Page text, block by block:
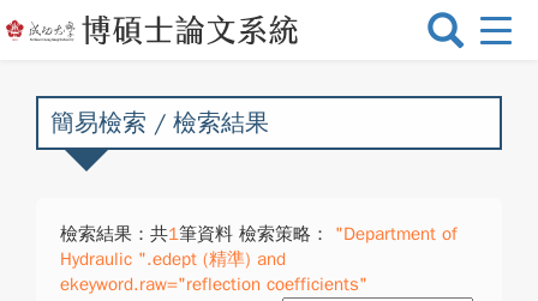
選
換
簡易檢索 / 檢索結果
檢索結果：共1筆資料 檢索策略：
"Department of
Hydraulic ".edept (精準) and
ekeyword.raw="reflection coefficients"